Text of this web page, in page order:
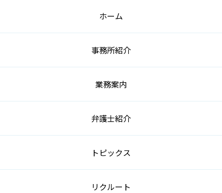
ホーム
事務所紹介
業務案内
弁護士紹介
トピックス
リクルート